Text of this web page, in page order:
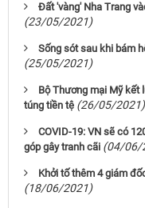
Đất 'vàng' Nha Trang
(23/05/2021)
Sống sót sau khi bám
(25/05/2021)
Bộ Thương mại Mỹ kết
túng tiền tệ (26/05/2021)
COVID-19: VN sẽ có
góp gây tranh cãi (04/06/
Khởi tố thêm 4 giám
(18/06/2021)